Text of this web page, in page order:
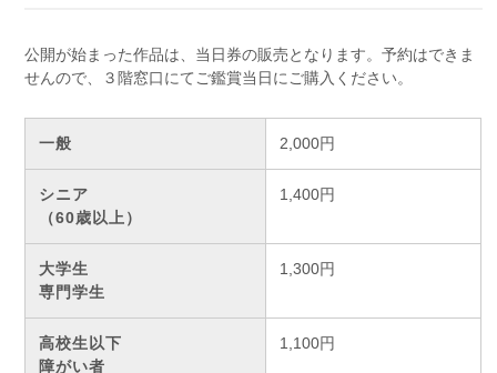
公開が始まった作品は、当日券の販売となります。予約はできま
せんので、３階窓口にてご鑑賞当日にご購入ください。
一般 2,000円
シニア
（60歳以上）
1,400円
大学生
専門学生
1,300円
高校生以下
障がい者
1,100円